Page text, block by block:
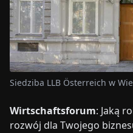
Siedziba LLB Österreich w
Wirtschaftsforum: Jaką
rozwój dla Twojego